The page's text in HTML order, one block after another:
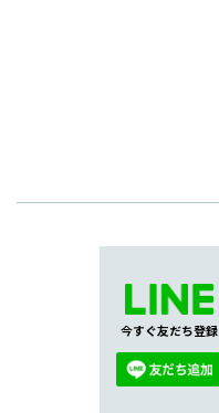
今すぐ友だち登録